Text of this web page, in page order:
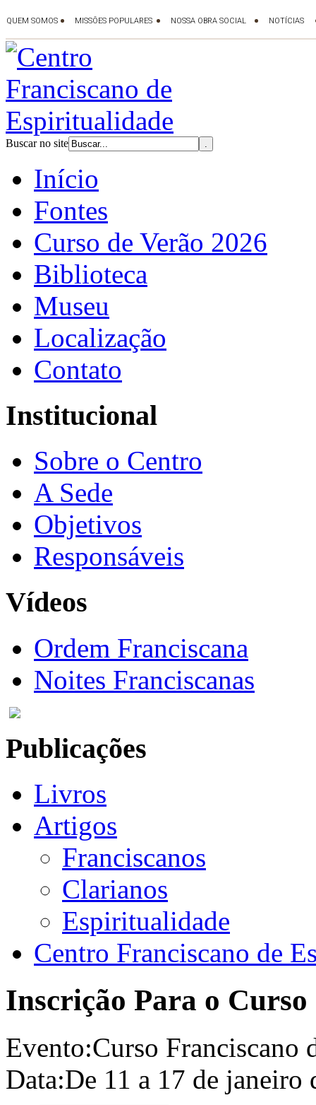
Buscar no site
Início
Fontes
Curso de Verão 2026
Biblioteca
Museu
Localização
Contato
Institucional
Sobre o Centro
A Sede
Objetivos
Responsáveis
Vídeos
Ordem Franciscana
Noites Franciscanas
Publicações
Livros
Artigos
Franciscanos
Clarianos
Espiritualidade
Centro Franciscano de
Inscrição Para o Curso
Evento:Curso Franciscano
Data:De 11 a 17 de janeiro